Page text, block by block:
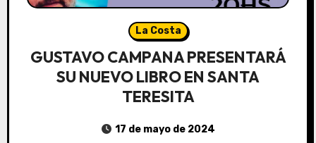
La Costa
GUSTAVO CAMPANA PRESENTARÁ
SU NUEVO LIBRO EN SANTA
TERESITA
17 de mayo de 2024